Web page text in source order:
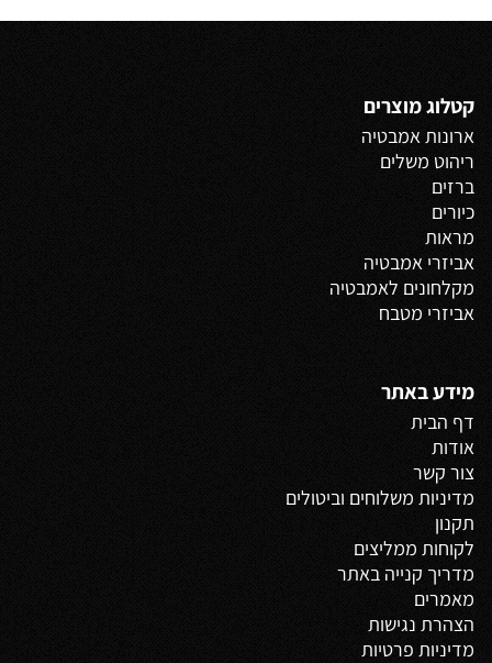
קטלוג מוצרים
ארונות אמבטיה
ריהוט משלים
ברזים
כיורים
מראות
אביזרי אמבטיה
מקלחונים לאמבטיה
אביזרי מטבח
מידע באתר
דף הבית
אודות
צור קשר
מדיניות משלוחים וביטולים
תקנון
לקוחות ממליצים
מדריך קנייה באתר
מאמרים
הצהרת נגישות
מדיניות פרטיות